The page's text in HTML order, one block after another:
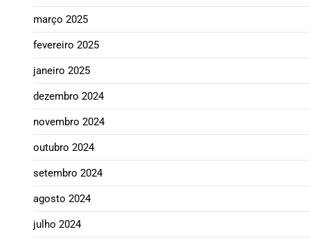
março 2025
fevereiro 2025
janeiro 2025
dezembro 2024
novembro 2024
outubro 2024
setembro 2024
agosto 2024
julho 2024